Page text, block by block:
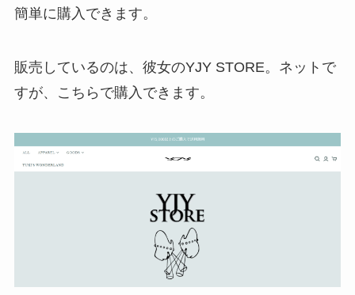
簡単に購入できます。
販売しているのは、彼女のYJY STORE。ネットで
すが、こちらで購入できます。